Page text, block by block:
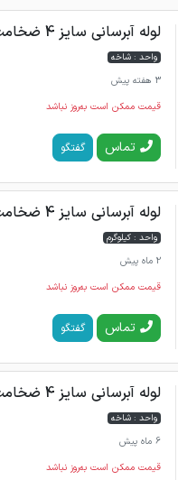
لوله آبرسانی سایز 4 ضخامت 2
واحد : شاخه
3 هفته پیش
قیمت ممکن است به‌روز نباشد
تماس گفتگو
لوله آبرسانی سایز 4 ضخامت 2
واحد : کیلوگرم
2 ماه پیش
قیمت ممکن است به‌روز نباشد
تماس گفتگو
لوله آبرسانی سایز 4 ضخامت 2
واحد : شاخه
6 ماه پیش
قیمت ممکن است به‌روز نباشد